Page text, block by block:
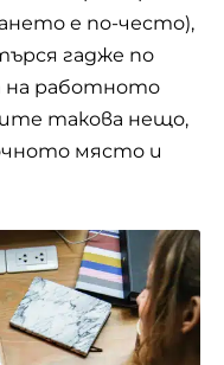
е по-често),
гадже по
работното
такова нещо,
място и